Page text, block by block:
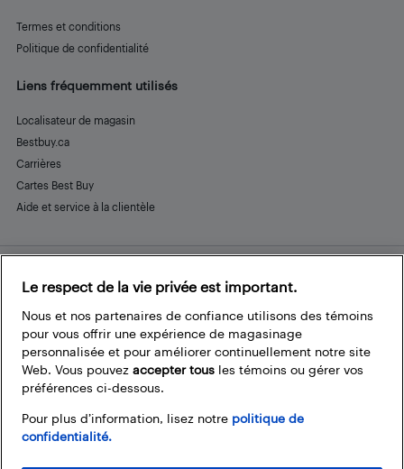
Termes et conditions
Politique de confidentialité
Liens fréquemment utilisés
Localisateur de magasin
Bestbuy.ca
Carrières
Cartes Best Buy
Aide et service à la clientèle
Restez connecté
FacebookInstagram
PinterestLinkedInYouTube
Le respect de la vie privée est important.
Nous et nos partenaires de confiance utilisons des témoins
pour vous offrir une expérience de magasinage
personnalisée et pour améliorer continuellement notre site
Web. Vous pouvez accepter tous les témoins ou gérer vos
préférences ci-dessous.
Pour plus d’information, lisez notre politique de
confidentialité.